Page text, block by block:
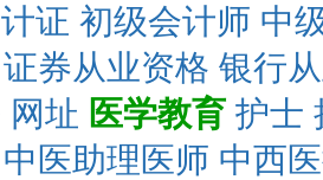
证 初级会计师 中
证券从业资格 银行
网址 医学教育 护士
中医助理医师 中西